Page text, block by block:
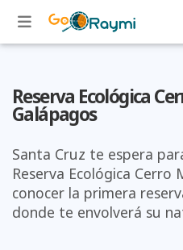
Reserva Ecológica
Galápagos
Santa Cruz te espera
Reserva Ecológica Cerro
conocer la primera
donde te envolverá su